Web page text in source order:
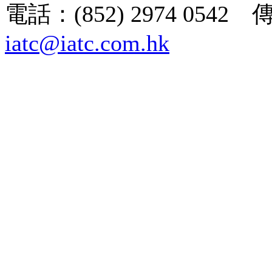
電話：(852) 2974 0542
iatc@iatc.com.hk